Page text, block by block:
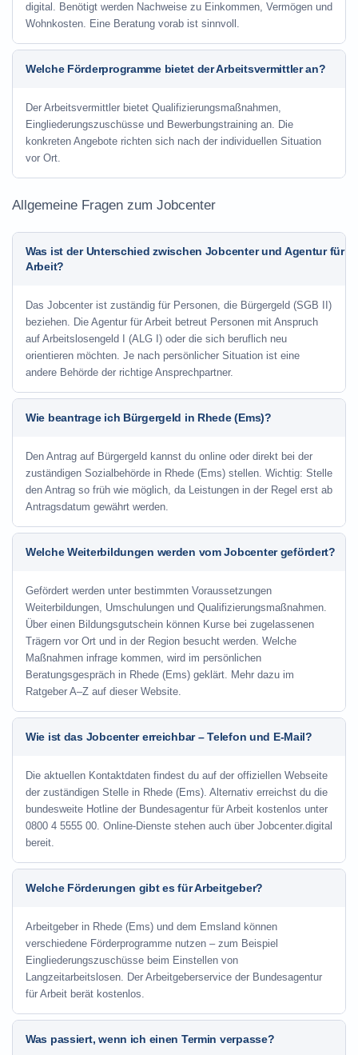
digital. Benötigt werden Nachweise zu Einkommen, Vermögen und
Wohnkosten. Eine Beratung vorab ist sinnvoll.
Welche Förderprogramme bietet der Arbeitsvermittler an?
Der Arbeitsvermittler bietet Qualifizierungsmaßnahmen,
Eingliederungszuschüsse und Bewerbungstraining an. Die
konkreten Angebote richten sich nach der individuellen Situation
vor Ort.
Allgemeine Fragen zum Jobcenter
Was ist der Unterschied zwischen Jobcenter und Agentur für
Arbeit?
Das Jobcenter ist zuständig für Personen, die Bürgergeld (SGB II)
beziehen. Die Agentur für Arbeit betreut Personen mit Anspruch
auf Arbeitslosengeld I (ALG I) oder die sich beruflich neu
orientieren möchten. Je nach persönlicher Situation ist eine
andere Behörde der richtige Ansprechpartner.
Wie beantrage ich Bürgergeld in Rhede (Ems)?
Den Antrag auf Bürgergeld kannst du online oder direkt bei der
zuständigen Sozialbehörde in Rhede (Ems) stellen. Wichtig: Stelle
den Antrag so früh wie möglich, da Leistungen in der Regel erst ab
Antragsdatum gewährt werden.
Welche Weiterbildungen werden vom Jobcenter gefördert?
Gefördert werden unter bestimmten Voraussetzungen
Weiterbildungen, Umschulungen und Qualifizierungsmaßnahmen.
Über einen Bildungsgutschein können Kurse bei zugelassenen
Trägern vor Ort und in der Region besucht werden. Welche
Maßnahmen infrage kommen, wird im persönlichen
Beratungsgespräch in Rhede (Ems) geklärt. Mehr dazu im
Ratgeber A–Z auf dieser Website.
Wie ist das Jobcenter erreichbar – Telefon und E-Mail?
Die aktuellen Kontaktdaten findest du auf der offiziellen Webseite
der zuständigen Stelle in Rhede (Ems). Alternativ erreichst du die
bundesweite Hotline der Bundesagentur für Arbeit kostenlos unter
0800 4 5555 00. Online-Dienste stehen auch über Jobcenter.digital
bereit.
Welche Förderungen gibt es für Arbeitgeber?
Arbeitgeber in Rhede (Ems) und dem Emsland können
verschiedene Förderprogramme nutzen – zum Beispiel
Eingliederungszuschüsse beim Einstellen von
Langzeitarbeitslosen. Der Arbeitgeberservice der Bundesagentur
für Arbeit berät kostenlos.
Was passiert, wenn ich einen Termin verpasse?